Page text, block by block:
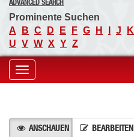
ADVANCED SEARCH
Prominente Suchen
A
B C D E F G H J K
U V W X Y Z
Toggle
ANSCHAUEN BEARBEITEN